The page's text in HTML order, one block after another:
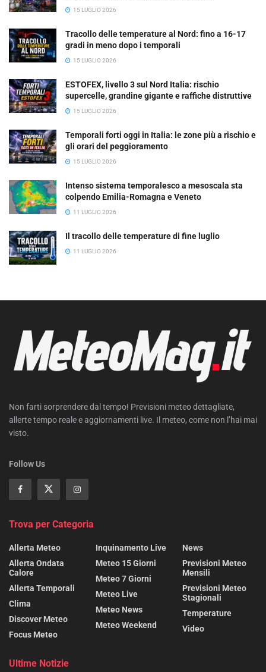
15 LUGLIO 2026
Tracollo delle temperature al Nord: fino a 16-17
gradi in meno dopo i temporali
15 LUGLIO 2026
ESTOFEX, livello 3 sul Nord Italia: rischio
supercelle, grandine gigante e raffiche distruttive
15 LUGLIO 2026
Temporali forti oggi in Italia: le zone più a rischio e
gli orari del peggioramento
15 LUGLIO 2026
Intenso sistema temporalesco a mesoscala sta
colpendo Emilia-Romagna e Veneto
11 LUGLIO 2026
Il tracollo delle temperature di fine luglio
11 LUGLIO 2026
Non farti sorprendere dal tempo! Previsioni meteo dettagliate,
allerte tempo reale e aggiornamenti live. Il meteo, come non l’hai mai
visto.
Follow Us
Trova per Categoria
Allerta Meteo
Allerta Ondata
Calore
Allerta Temporali
Clima
Discover Meteo
Focus Meteo
Inquinamento Live
Meteo 15 Giorni
Meteo 7 Giorni
Meteo Live
Meteo News
Meteo Weekend
News
Previsioni Meteo
Mensili
Previsioni Meteo
Stagionali
Temperature
Video
Ultime Notizie